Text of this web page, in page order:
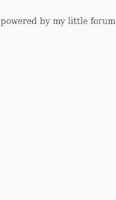
powered by my little forum